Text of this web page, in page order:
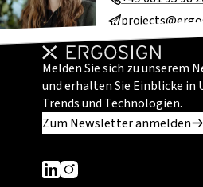
Melden Sie sich zu unserem
und erhalten Sie Einblicke in
Trends und Technologien.
Zum Newsletter anmelden
Dieser Link führt zu einer
Dieser Link führt zu einer